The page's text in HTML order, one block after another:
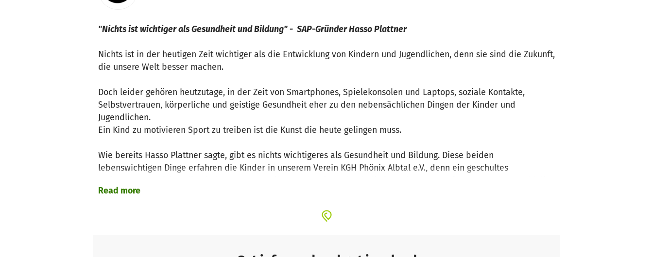
"Nichts ist wichtiger als Gesundheit und Bildung" - SAP-Gründer Hasso Plattner
Nichts ist in der heutigen Zeit wichtiger als die Entwicklung von Kindern und Jugendlichen, denn sie sind die Zukunft,
die unsere Welt besser machen.
Doch leider gehören heutzutage, in der Zeit von Smartphones, Spielekonsolen und Laptops, soziale Kontakte,
Selbstvertrauen, körperliche und geistige Gesundheit eher zu den nebensächlichen Dingen der Kinder und
Jugendlichen.
Ein Kind zu motivieren Sport zu treiben ist die Kunst die heute gelingen muss.
Wie bereits Hasso Plattner sagte, gibt es nichts wichtigeres als Gesundheit und Bildung. Diese beiden
lebenswichtigen Dinge erfahren die Kinder in unserem Verein KGH Phönix Albtal e.V., denn ein geschultes
körperliche, als auch geistliche Gesundheit.
können, aber auch sich zurückzuhalten, wenn es die Situation erfordert. All diese Erfahrungen können die Kinder in
Read more